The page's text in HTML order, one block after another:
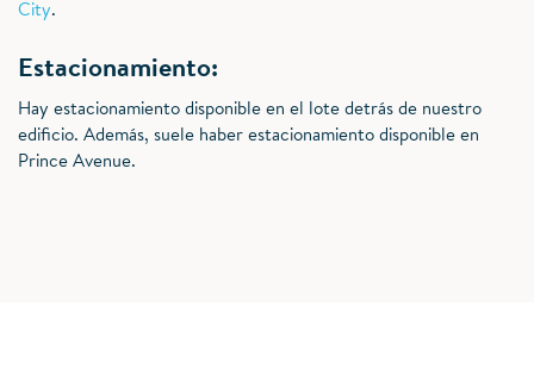
City.
Estacionamiento:
Hay estacionamiento disponible en el lote detrás de nuestro
edificio. Además, suele haber estacionamiento disponible en
Prince Avenue.